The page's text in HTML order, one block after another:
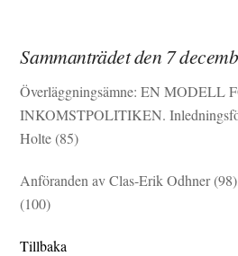
Sammanträdet den 7
Överläggningsämne: EN MODELL
INKOMSTPOLITIKEN.
Holte (85)
Anföranden av Clas-Erik Odhner
(100)
Tillbaka